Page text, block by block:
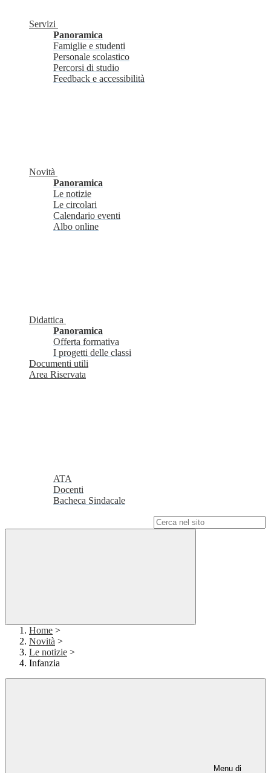
Servizi
Panoramica
Famiglie e studenti
Personale scolastico
Percorsi di studio
Feedback e accessibilità
Novità
Panoramica
Le notizie
Le circolari
Calendario eventi
Albo online
Didattica
Panoramica
Offerta formativa
I progetti delle classi
Documenti utili
Area Riservata
ATA
Docenti
Bacheca Sindacale
Home >
Novità >
Le notizie >
Infanzia
Menu di